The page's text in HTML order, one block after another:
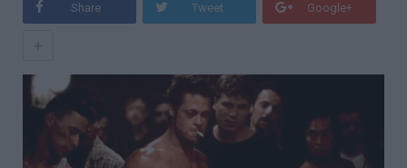
Share Tweet Google+